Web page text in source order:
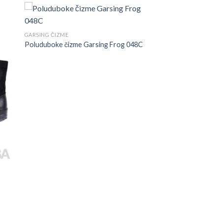
GARSING ČIZME
Poluduboke čizme Garsing Frog 048C